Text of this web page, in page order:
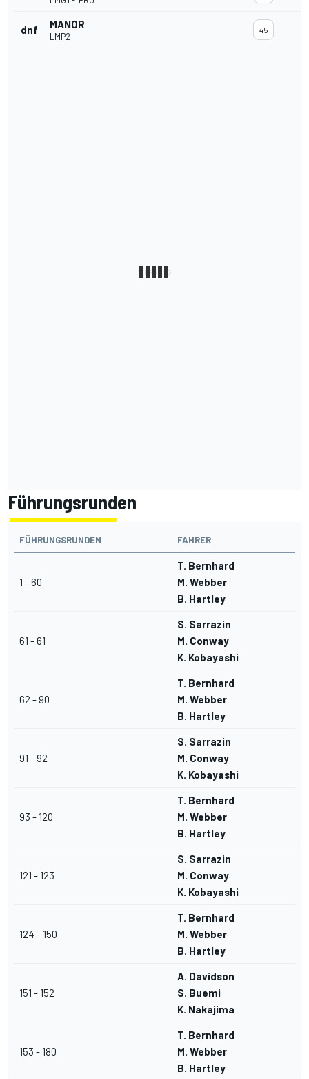
dnf MANOR
LMP2
45
Führungsrunden
FÜHRUNGSRUNDEN FAHRER
1 - 60
T. Bernhard
M. Webber
B. Hartley
61 - 61
S. Sarrazin
M. Conway
K. Kobayashi
62 - 90
T. Bernhard
M. Webber
B. Hartley
91 - 92
S. Sarrazin
M. Conway
K. Kobayashi
93 - 120
T. Bernhard
M. Webber
B. Hartley
121 - 123
S. Sarrazin
M. Conway
K. Kobayashi
124 - 150
T. Bernhard
M. Webber
B. Hartley
151 - 152
A. Davidson
S. Buemi
K. Nakajima
153 - 180
T. Bernhard
M. Webber
B. Hartley